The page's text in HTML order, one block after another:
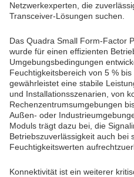
Netzwerkexperten, die
Transceiver-Lösungen suchen.
Das Quadra Small Form-Factor
wurde für einen effizienten
Umgebungsbedingungen
Feuchtigkeitsbereich von 5 %
gewährleistet eine stabile
und Installationsszenarien, von
Rechenzentrumsumgebungen
Außen- oder
Moduls trägt dazu bei, die
Betriebszuverlässigkeit auch bei
Feuchtigkeitswerten
Konnektivität ist ein weiterer